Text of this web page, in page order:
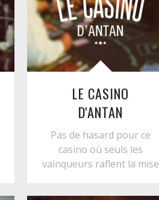
LE CASINO
D'ANTAN
Pas de hasard pour ce
casino où seuls les
vainqueurs raflent la mise